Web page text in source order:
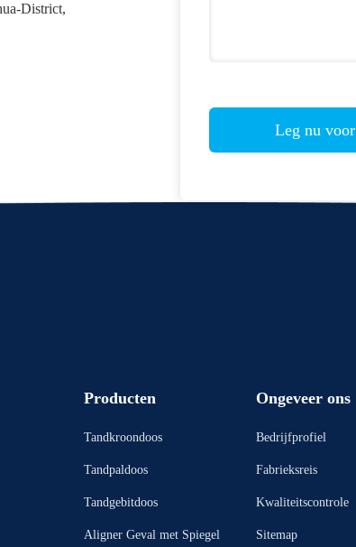
District,
Leg nu voor
Producten
Tandkroondoos
Tandpaldoos
Tandgebitdoos
Aligner Geval met Spiegel
Ongeveer ons
Bedrijfprofiel
Fabrieksreis
Kwaliteitscontrole
Sitemap